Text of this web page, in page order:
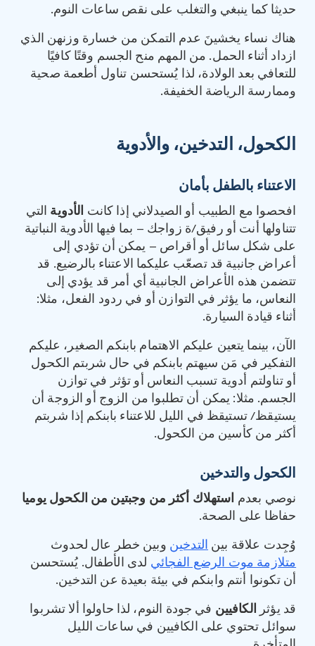
حديثا كما ينبغي والتغلب على نقص ساعات النوم.
هناك نساء يخشينَ عدم التمكن من خسارة وزنهن الذي
ازداد أثناء الحمل. من المهم منح الجسم وقتًا كافيًا
للتعافي بعد الولادة، لذا يُستحسن تناول أطعمة صحية
وممارسة الرياضة الخفيفة.
الكحول، التدخين، والأدوية
الاعتناء بالطفل بأمان
افحصوا مع الطبيب أو الصيدلاني إذا كانت الأدوية التي
تتناولها أنت أو رفيق/ة زواجك – بما فيها الأدوية النباتية
على شكل سائل أو أقراص – يمكن أن تؤدي إلى
أعراض جانبية قد تصعّب عليكما الاعتناء بالرضيع. قد
تتضمن هذه الأعراض الجانبية أي أمر قد يؤدي إلى
النعاس، ما يؤثر في التوازن أو في ردود الفعل، مثلا:
أثناء قيادة السيارة.
الآن، بينما يتعين عليكم الاهتمام بابنكم الصغير، عليكم
التفكير في مَن سيهتم بابنكم في حال شربتم الكحول
أو تناولتم أدوية تسبب النعاس أو تؤثر في توازن
الجسم. مثلا: يمكن أن تطلبوا من الزوج أو الزوجة أن
يستيقظ/ تستيقظ في الليل للاعتناء بابنكم إذا شربتم
أكثر من كأسين من الكحول.
الكحول والتدخين
نوصي بعدم استهلاك أكثر من وجبتين من الكحول يوميا
حفاظا على الصحة.
وُجِدت علاقة بين التدخين وبين خطر عال لحدوث
متلازمة موت الرضع الفجائي لدى الأطفال. يُستحسن
أن تكونوا أنتم وابنكم في بيئة بعيدة عن التدخين.
قد يؤثر الكافيين في جودة النوم، لذا حاولوا ألا تشربوا
سوائل تحتوي على الكافيين في ساعات الليل